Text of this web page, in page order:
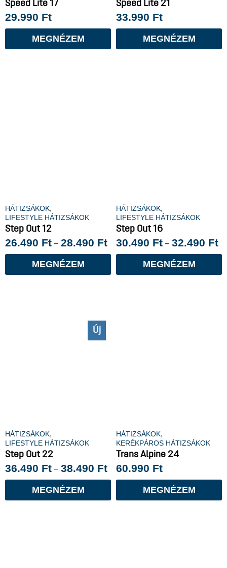
Speed Lite 17
29.990 Ft
MEGNÉZEM
Speed Lite 21
33.990 Ft
MEGNÉZEM
HÁTIZSÁKOK,
LIFESTYLE HÁTIZSÁKOK
Step Out 12
26.490 Ft – 28.490 Ft
MEGNÉZEM
HÁTIZSÁKOK,
LIFESTYLE HÁTIZSÁKOK
Step Out 16
30.490 Ft – 32.490 Ft
MEGNÉZEM
Új
HÁTIZSÁKOK,
LIFESTYLE HÁTIZSÁKOK
Step Out 22
36.490 Ft – 38.490 Ft
MEGNÉZEM
HÁTIZSÁKOK,
KERÉKPÁROS HÁTIZSÁKOK
Trans Alpine 24
60.990 Ft
MEGNÉZEM